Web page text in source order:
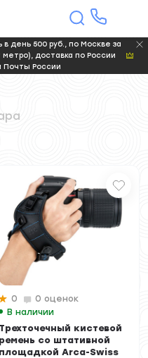
день 500 руб., по Москве за
доставка по России
Почты России
0
0 оценок
В наличии
Трехточечный кистевой
ремень со штативной
площадкой Arca-Swiss